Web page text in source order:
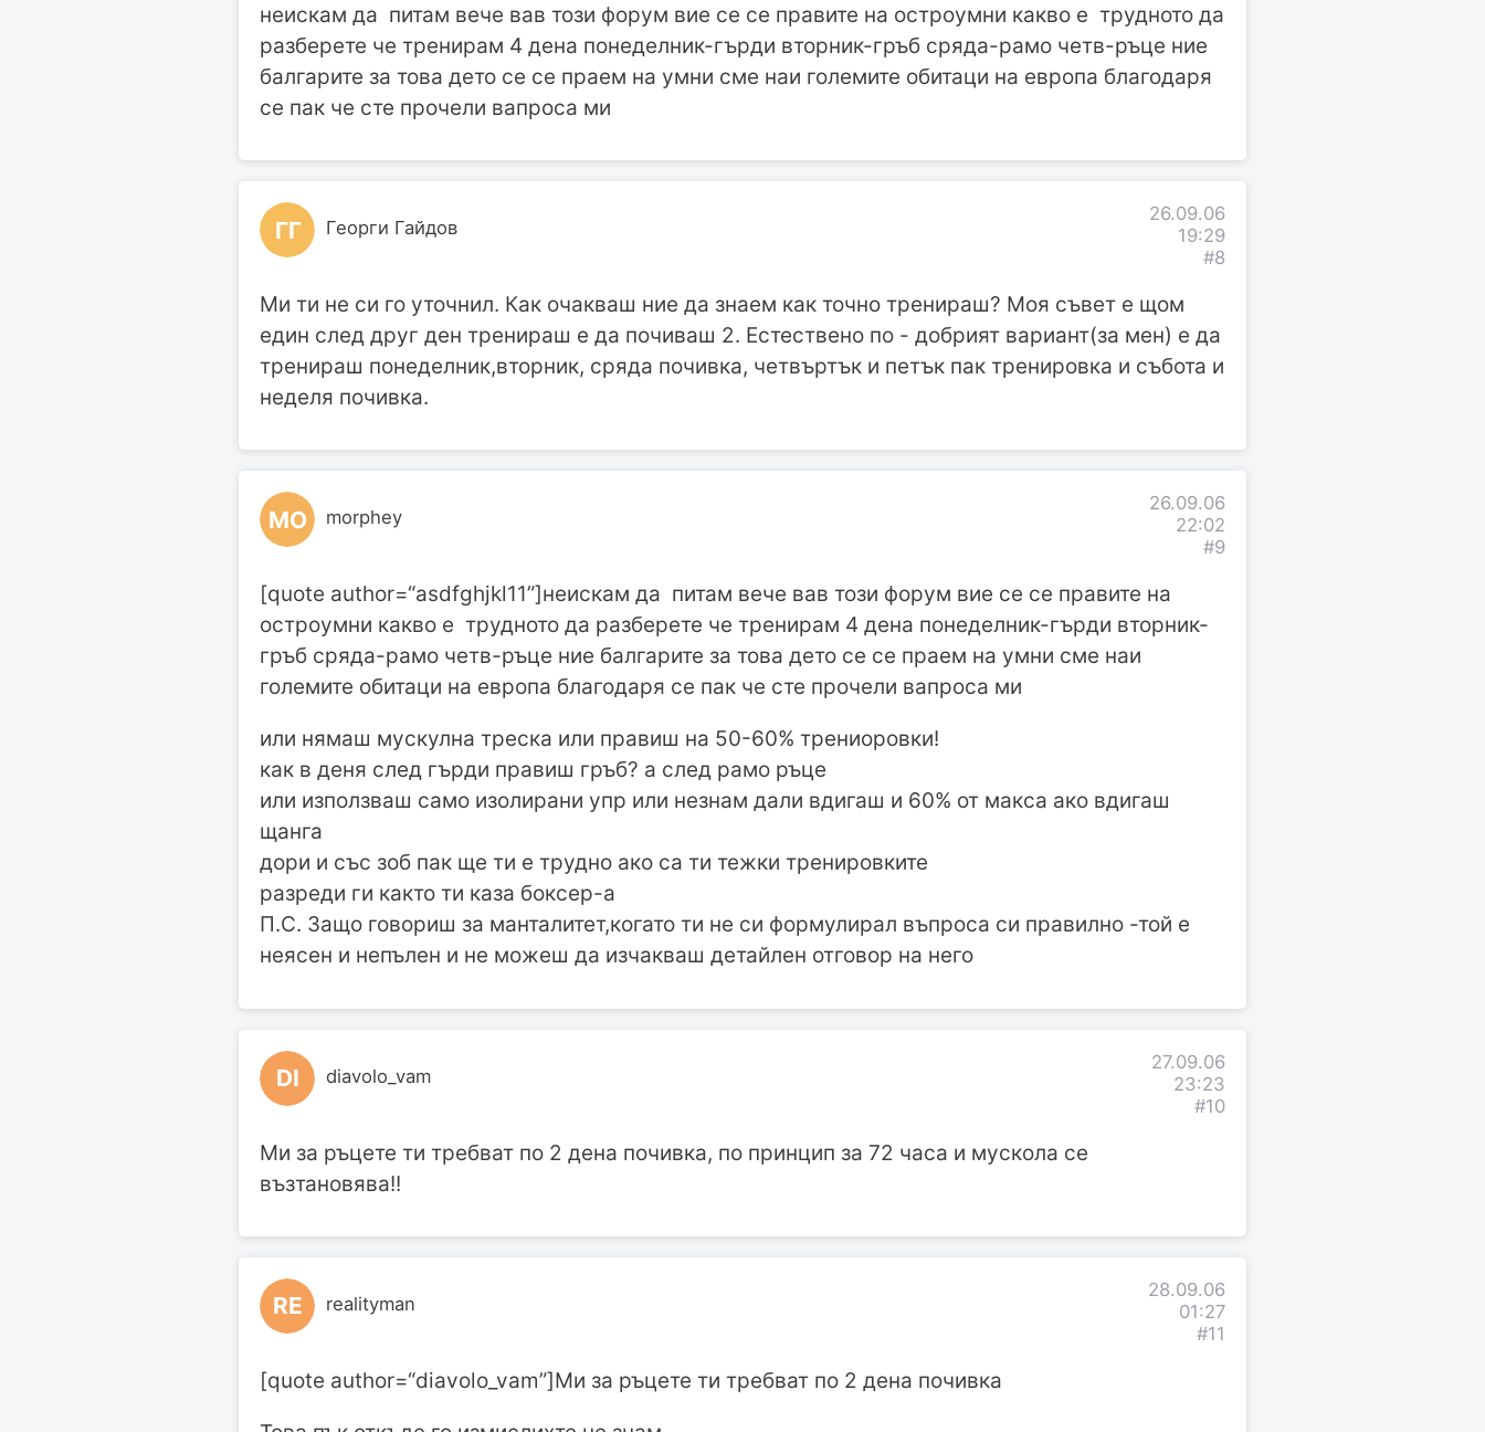
неискам да питам вече вав този форум вие се се правите на остроумни какво е трудното да
разберете че тренирам 4 дена понеделник-гърди вторник-гръб сряда-рамо четв-ръце ние
балгарите за това дето се се праем на умни сме наи големите обитаци на европа благодаря
се пак че сте прочели вапроса ми
ГГ Георги Гайдов
26.09.06
19:29
#8
Ми ти не си го уточнил. Как очакваш ние да знаем как точно тренираш? Моя съвет е щом
един след друг ден тренираш е да почиваш 2. Естествено по - добрият вариант(за мен) е да
тренираш понеделник,вторник, сряда почивка, четвъртък и петък пак тренировка и събота и
неделя почивка.
MO morphey
26.09.06
22:02
#9
[quote author=“asdfghjkl11”]неискам да питам вече вав този форум вие се се правите на
остроумни какво е трудното да разберете че тренирам 4 дена понеделник-гърди вторник-
гръб сряда-рамо четв-ръце ние балгарите за това дето се се праем на умни сме наи
големите обитаци на европа благодаря се пак че сте прочели вапроса ми
или нямаш мускулна треска или правиш на 50-60% трениоровки!
как в деня след гърди правиш гръб? а след рамо ръце
или използваш само изолирани упр или незнам дали вдигаш и 60% от макса ако вдигаш
щанга
дори и със зоб пак ще ти е трудно ако са ти тежки тренировките
разреди ги както ти каза боксер-а
П.С. Защо говориш за манталитет,когато ти не си формулирал въпроса си правилно -той е
неясен и непълен и не можеш да изчакваш детайлен отговор на него
DI diavolo_vam
27.09.06
23:23
#10
Ми за ръцете ти требват по 2 дена почивка, по принцип за 72 часа и мускола се
възтановява!!
RE realityman
28.09.06
01:27
#11
[quote author=“diavolo_vam”]Ми за ръцете ти требват по 2 дена почивка